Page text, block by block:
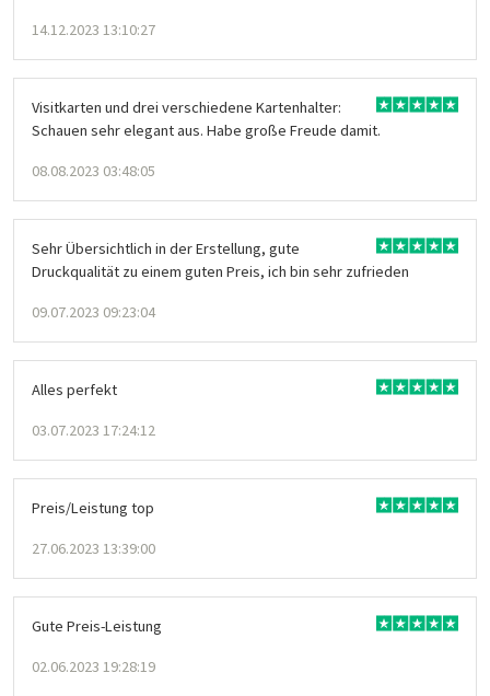
14.12.2023 13:10:27
Visitkarten und drei verschiedene Kartenhalter:
Schauen sehr elegant aus. Habe große Freude damit.
08.08.2023 03:48:05
Sehr Übersichtlich in der Erstellung, gute
Druckqualität zu einem guten Preis, ich bin sehr zufrieden
09.07.2023 09:23:04
Alles perfekt
03.07.2023 17:24:12
Preis/Leistung top
27.06.2023 13:39:00
Gute Preis-Leistung
02.06.2023 19:28:19